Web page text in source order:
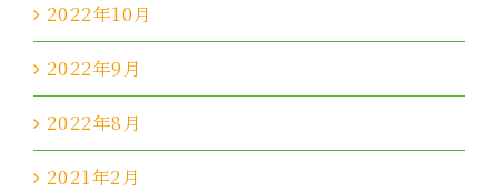
2022年10月
2022年9月
2022年8月
2021年2月